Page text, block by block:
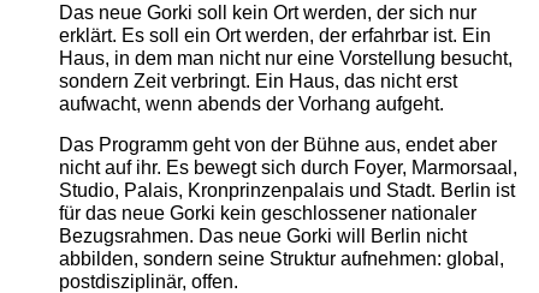
Das neue Gorki soll kein Ort werden, der sich nur
erklärt. Es soll ein Ort werden, der erfahrbar ist. Ein
Haus, in dem man nicht nur eine Vorstellung besucht,
sondern Zeit verbringt. Ein Haus, das nicht erst
aufwacht, wenn abends der Vorhang aufgeht.
Das Programm geht von der Bühne aus, endet aber
nicht auf ihr. Es bewegt sich durch Foyer, Marmorsaal,
Studio, Palais, Kronprinzenpalais und Stadt. Berlin ist
für das neue Gorki kein geschlossener nationaler
Bezugsrahmen. Das neue Gorki will Berlin nicht
abbilden, sondern seine Struktur aufnehmen: global,
postdisziplinär, offen.